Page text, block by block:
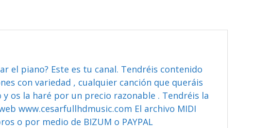
el piano? Este es tu canal. Tendréis contenido
con variedad , cualquier canción que queráis
os la haré por un precio razonable . Tendréis la
www.cesarfullhdmusic.com El archivo MIDI
o por medio de BIZUM o PAYPAL